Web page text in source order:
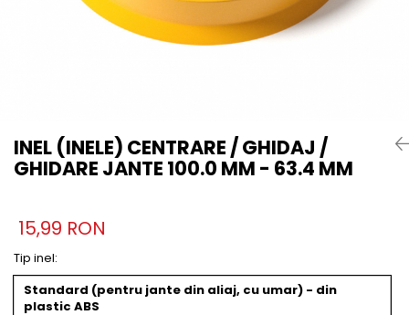
INEL (INELE) CENTRARE / GHIDAJ /
GHIDARE JANTE 100.0 MM - 63.4 MM
15,99 RON
Tip inel:
Standard (pentru jante din aliaj, cu umar) - din
plastic ABS